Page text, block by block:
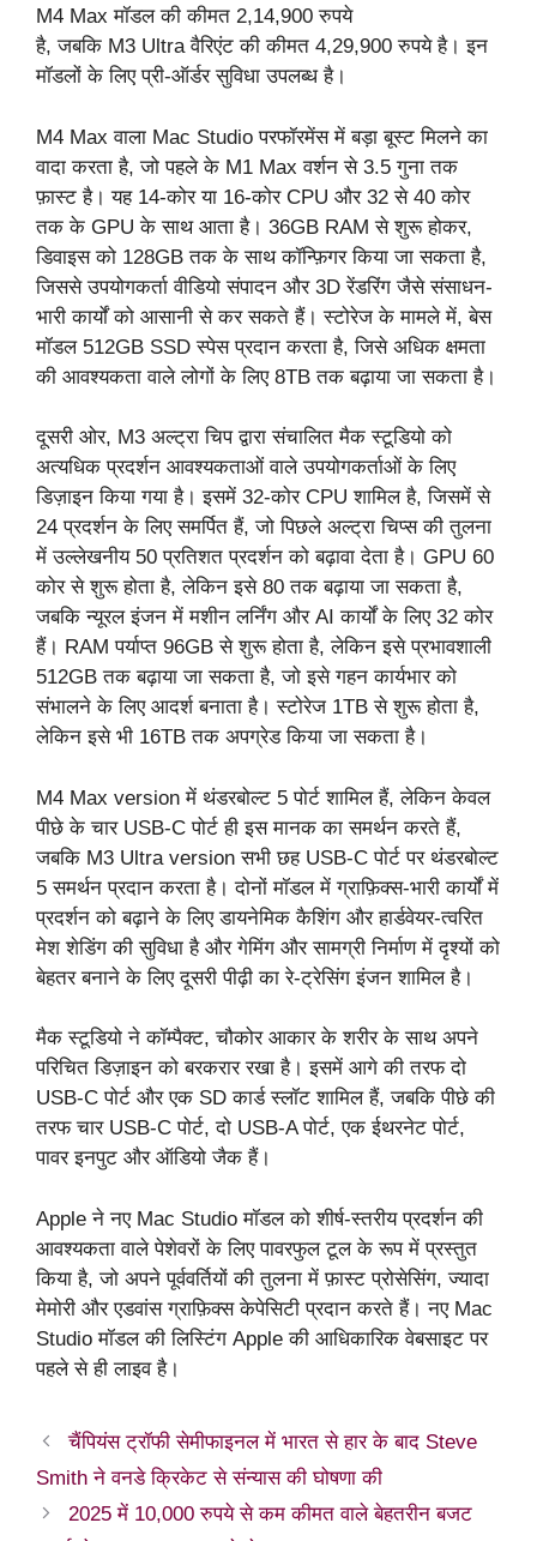
M4 Max मॉडल की कीमत 2,14,900 रुपये
है, जबकि M3 Ultra वैरिएंट की कीमत 4,29,900 रुपये है। इन
मॉडलों के लिए प्री-ऑर्डर सुविधा उपलब्ध है।
M4 Max वाला Mac Studio परफॉरमेंस में बड़ा बूस्ट मिलने का
वादा करता है, जो पहले के M1 Max वर्शन से 3.5 गुना तक
फ़ास्ट है। यह 14-कोर या 16-कोर CPU और 32 से 40 कोर
तक के GPU के साथ आता है। 36GB RAM से शुरू होकर,
डिवाइस को 128GB तक के साथ कॉन्फ़िगर किया जा सकता है,
जिससे उपयोगकर्ता वीडियो संपादन और 3D रेंडरिंग जैसे संसाधन-
भारी कार्यों को आसानी से कर सकते हैं। स्टोरेज के मामले में, बेस
मॉडल 512GB SSD स्पेस प्रदान करता है, जिसे अधिक क्षमता
की आवश्यकता वाले लोगों के लिए 8TB तक बढ़ाया जा सकता है।
दूसरी ओर, M3 अल्ट्रा चिप द्वारा संचालित मैक स्टूडियो को
अत्यधिक प्रदर्शन आवश्यकताओं वाले उपयोगकर्ताओं के लिए
डिज़ाइन किया गया है। इसमें 32-कोर CPU शामिल है, जिसमें से
24 प्रदर्शन के लिए समर्पित हैं, जो पिछले अल्ट्रा चिप्स की तुलना
में उल्लेखनीय 50 प्रतिशत प्रदर्शन को बढ़ावा देता है। GPU 60
कोर से शुरू होता है, लेकिन इसे 80 तक बढ़ाया जा सकता है,
जबकि न्यूरल इंजन में मशीन लर्निंग और AI कार्यों के लिए 32 कोर
हैं। RAM पर्याप्त 96GB से शुरू होता है, लेकिन इसे प्रभावशाली
512GB तक बढ़ाया जा सकता है, जो इसे गहन कार्यभार को
संभालने के लिए आदर्श बनाता है। स्टोरेज 1TB से शुरू होता है,
लेकिन इसे भी 16TB तक अपग्रेड किया जा सकता है।
M4 Max version में थंडरबोल्ट 5 पोर्ट शामिल हैं, लेकिन केवल
पीछे के चार USB-C पोर्ट ही इस मानक का समर्थन करते हैं,
जबकि M3 Ultra version सभी छह USB-C पोर्ट पर थंडरबोल्ट
5 समर्थन प्रदान करता है। दोनों मॉडल में ग्राफ़िक्स-भारी कार्यों में
प्रदर्शन को बढ़ाने के लिए डायनेमिक कैशिंग और हार्डवेयर-त्वरित
मेश शेडिंग की सुविधा है और गेमिंग और सामग्री निर्माण में दृश्यों को
बेहतर बनाने के लिए दूसरी पीढ़ी का रे-ट्रेसिंग इंजन शामिल है।
मैक स्टूडियो ने कॉम्पैक्ट, चौकोर आकार के शरीर के साथ अपने
परिचित डिज़ाइन को बरकरार रखा है। इसमें आगे की तरफ दो
USB-C पोर्ट और एक SD कार्ड स्लॉट शामिल हैं, जबकि पीछे की
तरफ चार USB-C पोर्ट, दो USB-A पोर्ट, एक ईथरनेट पोर्ट,
पावर इनपुट और ऑडियो जैक हैं।
Apple ने नए Mac Studio मॉडल को शीर्ष-स्तरीय प्रदर्शन की
आवश्यकता वाले पेशेवरों के लिए पावरफुल टूल के रूप में प्रस्तुत
किया है, जो अपने पूर्ववर्तियों की तुलना में फ़ास्ट प्रोसेसिंग, ज्यादा
मेमोरी और एडवांस ग्राफ़िक्स केपेसिटी प्रदान करते हैं। नए Mac
Studio मॉडल की लिस्टिंग Apple की आधिकारिक वेबसाइट पर
पहले से ही लाइव है।
चैंपियंस ट्रॉफी सेमीफाइनल में भारत से हार के बाद Steve
Smith ने वनडे क्रिकेट से संन्यास की घोषणा की
2025 में 10,000 रुपये से कम कीमत वाले बेहतरीन बजट